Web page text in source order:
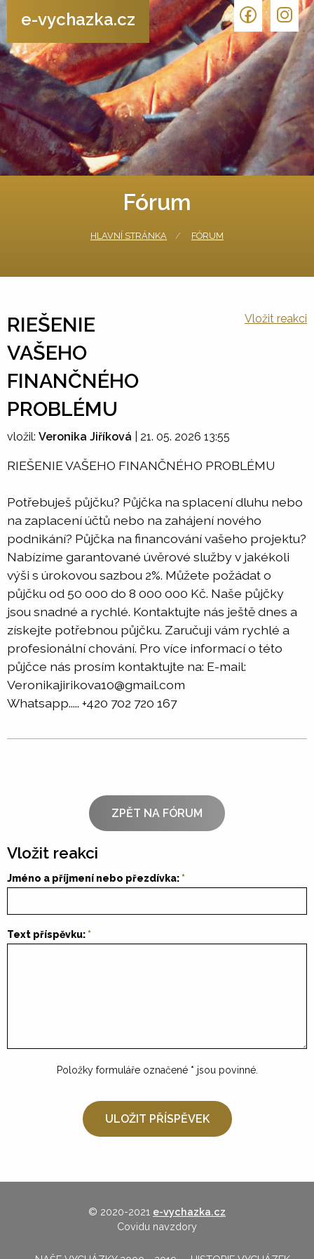
e-vychazka.cz
Fórum
HLAVNÍ STRÁNKA FÓRUM
RIEŠENIE
VAŠEHO
FINANČNÉHO
PROBLÉMU
Vložit reakci
vložil: Veronika Jiříková 21. 05. 2026 13:55
RIEŠENIE VAŠEHO FINANČNÉHO PROBLÉMU
Potřebuješ půjčku? Půjčka na splacení dluhu nebo
na zaplacení účtů nebo na zahájení nového
podnikání? Půjčka na financování vašeho projektu?
Nabízíme garantované úvěrové služby v jakékoli
výši s úrokovou sazbou 2%. Můžete požádat o
půjčku od 50 000 do 8 000 000 Kč. Naše půjčky
jsou snadné a rychlé. Kontaktujte nás ještě dnes a
získejte potřebnou půjčku. Zaručuji vám rychlé a
profesionální chování. Pro více informací o této
půjčce nás prosím kontaktujte na: E-mail:
Veronikajirikova10@gmail.com
Whatsapp..... +420 702 720 167
ZPĚT NA FÓRUM
Vložit reakci
Jméno a příjmení nebo přezdívka:
Text příspěvku:
Položky formuláře označené * jsou povinné.
© 2020-2021 e-vychazka.cz
Covidu navzdory